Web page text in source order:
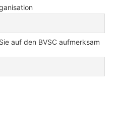
auf den BVSC aufmerksam